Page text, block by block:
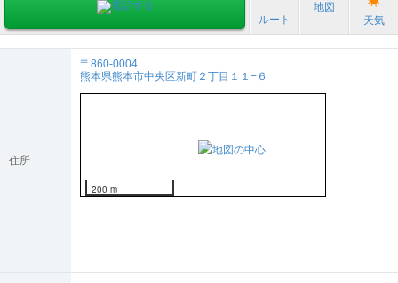
ルート
地図
天気
住所
〒860-0004
熊本県熊本市中央区新町２丁目１１−６
200 m